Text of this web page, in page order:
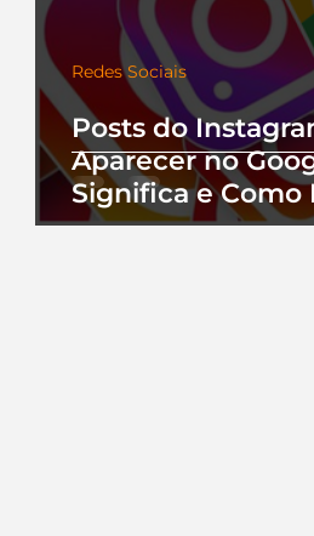
Posts do
Aparecer no
Significa e Como
Perfil
Redes Sociais